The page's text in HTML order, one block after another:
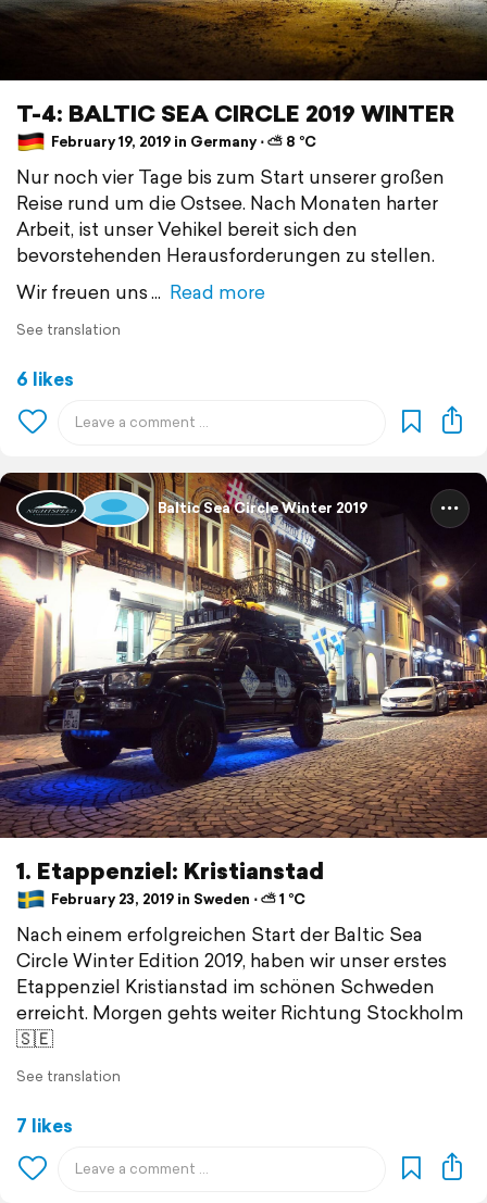
T-4: BALTIC SEA CIRCLE 2019 WINTER
February 19, 2019 in Germany ⋅ ⛅ 8 °C
Nur noch vier Tage bis zum Start unserer großen
Reise rund um die Ostsee. Nach Monaten harter
Arbeit, ist unser Vehikel bereit sich den
bevorstehenden Herausforderungen zu stellen.
Wir freuen uns
Read more
See translation
6 likes
Baltic Sea Circle Winter 2019
1. Etappenziel: Kristianstad
February 23, 2019 in Sweden ⋅ ⛅ 1 °C
Nach einem erfolgreichen Start der Baltic Sea
Circle Winter Edition 2019, haben wir unser erstes
Etappenziel Kristianstad im schönen Schweden
erreicht. Morgen gehts weiter Richtung Stockholm
🇸🇪
See translation
7 likes